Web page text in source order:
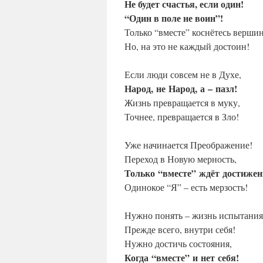
Не будет счастья, если один!
“Один в поле не воин”!
Только “вместе” коснётесь
Но, на это не каждый достоин!
Если люди совсем не в Духе,
Народ, не Народ, а – пазл!
Жизнь превращается в муку,
Точнее, превращается в Зло!
Уже начинается Преображение!
Переход в Новую мерность,
Только “вместе” ждёт
Одинокое “Я” – есть мерзость!
Нужно понять – жизнь
Прежде всего, внутри себя!
Нужно достичь состояния,
Когда “вместе” и нет себя!